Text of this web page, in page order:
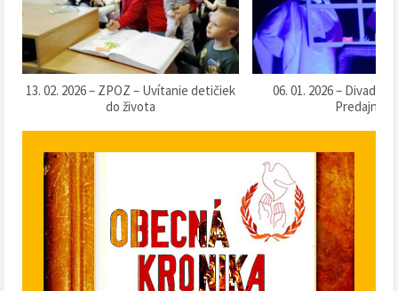
06. 01. 2026 – Divadlo „Táračky“ v
Predajnej
13. 12. 2025 – Súťaž o
klobásu 2025“ v